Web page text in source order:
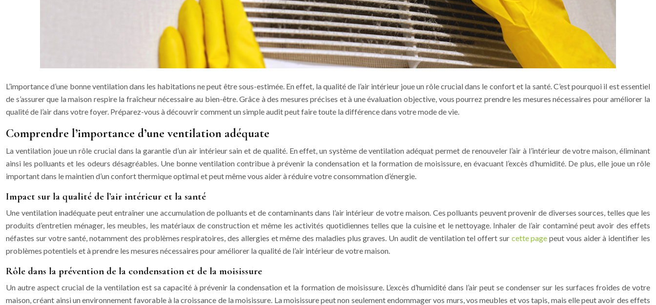
L’importance d’une bonne ventilation dans les habitations ne peut être sous-estimée. En effet, la qualité de l’air intérieur joue un rôle crucial dans le confort et la santé. C’est pourquoi il est essentiel
de s’assurer que la maison respire la fraîcheur nécessaire au bien-être. Grâce à des mesures précises et à une évaluation objective, vous pourrez prendre les mesures nécessaires pour améliorer la
qualité de l’air dans votre foyer. Préparez-vous à découvrir comment un simple audit peut faire toute la différence dans votre mode de vie.
Comprendre l’importance d’une ventilation adéquate
La ventilation joue un rôle crucial dans la garantie d’un air intérieur sain et de qualité. En effet, un système de ventilation adéquat permet de renouveler l’air à l’intérieur de votre maison, éliminant
ainsi les polluants et les odeurs désagréables. Une bonne ventilation contribue à prévenir la condensation et la formation de moisissure, en évacuant l’excès d’humidité. De plus, elle joue un rôle
important dans le maintien d’un confort thermique optimal et peut même vous aider à réduire votre consommation d’énergie.
Impact sur la qualité de l’air intérieur et la santé
Une ventilation inadéquate peut entraîner une accumulation de polluants et de contaminants dans l’air intérieur de votre maison. Ces polluants peuvent provenir de diverses sources, telles que les
produits d’entretien ménager, les meubles, les matériaux de construction et même les activités quotidiennes telles que la cuisine et le nettoyage. Inhaler de l’air contaminé peut avoir des effets
néfastes sur votre santé, notamment des problèmes respiratoires, des allergies et même des maladies plus graves. Un audit de ventilation tel offert sur cette page peut vous aider à identifier les
problèmes potentiels et à prendre les mesures nécessaires pour améliorer la qualité de l’air intérieur de votre maison.
Rôle dans la prévention de la condensation et de la moisissure
Un autre aspect crucial de la ventilation est sa capacité à prévenir la condensation et la formation de moisissure. L’excès d’humidité dans l’air peut se condenser sur les surfaces froides de votre
maison, créant ainsi un environnement favorable à la croissance de la moisissure. La moisissure peut non seulement endommager vos murs, vos meubles et vos tapis, mais elle peut avoir des effets